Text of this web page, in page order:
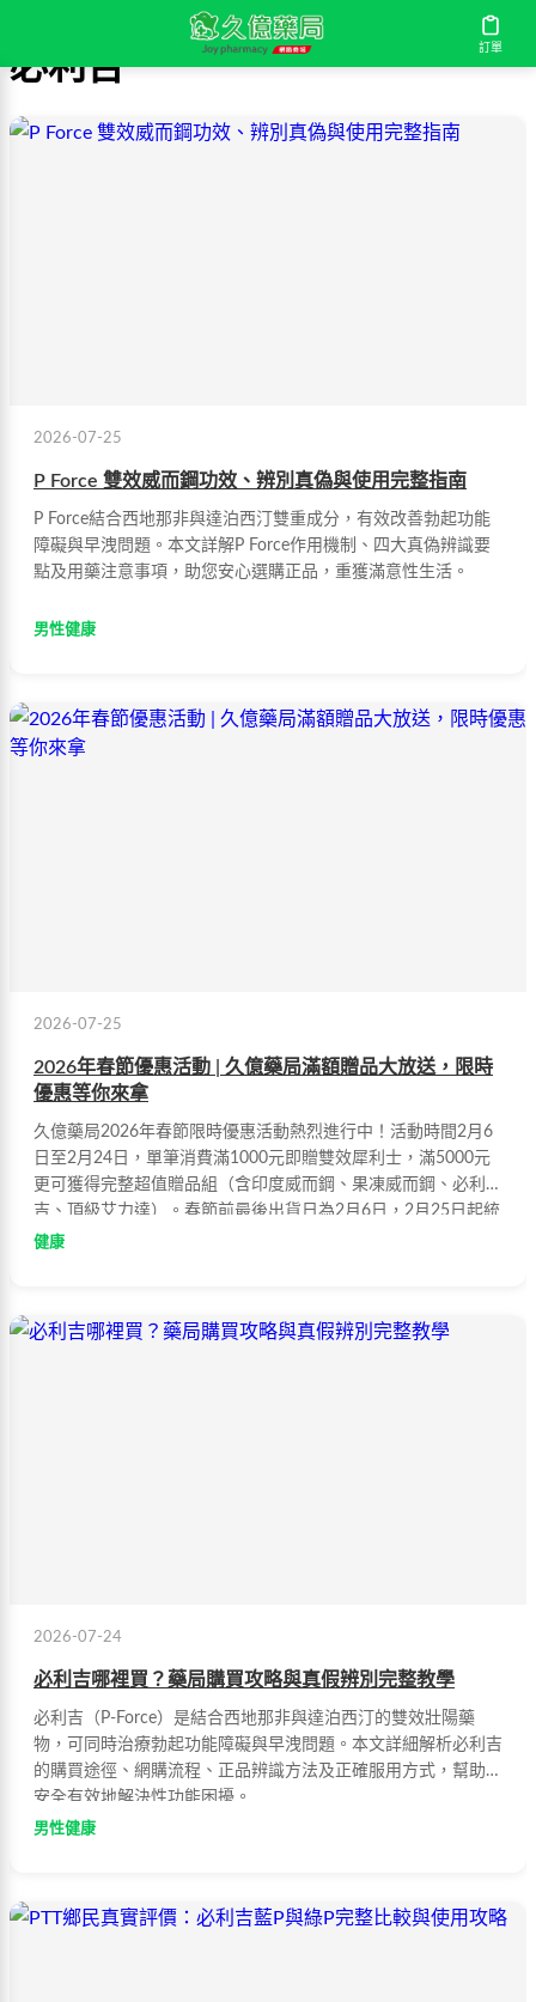
訂單
必利吉
2026-07-25
P Force 雙效威而鋼功效、辨別真偽與使用完整指南
P Force結合西地那非與達泊西汀雙重成分，有效改善勃起功能
障礙與早洩問題。本文詳解P Force作用機制、四大真偽辨識要
點及用藥注意事項，助您安心選購正品，重獲滿意性生活。
男性健康
2026-07-25
2026年春節優惠活動 | 久億藥局滿額贈品大放送，限時
優惠等你來拿
久億藥局2026年春節限時優惠活動熱烈進行中！活動時間2月6
日至2月24日，單筆消費滿1000元即贈雙效犀利士，滿5000元
更可獲得完整超值贈品組（含印度威而鋼、果凍威而鋼、必利
吉、頂級艾力達）。春節前最後出貨日為2月6日，2月25日起統
一出貨。立即加入LINE客服gggeee88領取專屬折價券！
健康
2026-07-24
必利吉哪裡買？藥局購買攻略與真假辨別完整教學
必利吉（P-Force）是結合西地那非與達泊西汀的雙效壯陽藥
物，可同時治療勃起功能障礙與早洩問題。本文詳細解析必利吉
的購買途徑、網購流程、正品辨識方法及正確服用方式，幫助您
安全有效地解決性功能困擾。
男性健康